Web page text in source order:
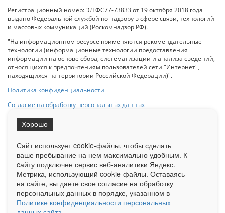
Регистрационный номер: ЭЛ ФС77-73833 от 19 октября 2018 года
выдано Федеральной службой по надзору в сфере связи, технологий
и массовых коммуникаций (Роскомнадзор РФ).
"На информационном ресурсе применяются рекомендательные
технологии (информационные технологии предоставления
информации на основе сбора, систематизации и анализа сведений,
относящихся к предпочтениям пользователей сети "Интернет",
находящихся на территории Российской Федерации)".
Политика конфиденциальности
Согласие на обработку персональных данных
на Сетевое издание «ОрелТаймс» обязательна.
Ограниченная статистика посещаемости доступна на сайте
Liveinternet.ru . Подробная статистика для рекламодателей по запросу
у менеджера.
Реклама Документы О нас Контакты
Сайт использует cookie-файлы, чтобы сделать
ваше пребывание на нем максимально удобным. К
cайту подключен сервис веб-аналитики Яндекс.
Метрика, использующий cookie-файлы. Оставаясь
на сайте, вы даете свое согласие на обработку
персональных данных в порядке, указанном в
Политике конфиденциальности персональных
Хорошо